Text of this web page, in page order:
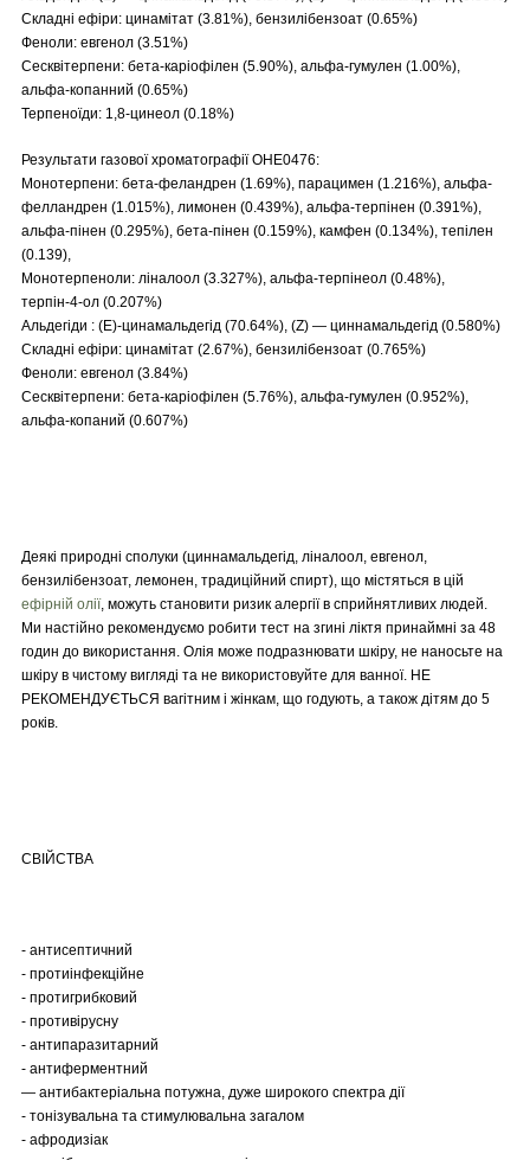
Складні ефіри: цинамітат (3.81%), бензилібензоат (0.65%)
Феноли: евгенол (3.51%)
Сесквітерпени: бета-каріофілен (5.90%), альфа-гумулен (1.00%),
альфа-копанний (0.65%)
Терпеноїди: 1,8-цинеол (0.18%)
Результати газової хроматографії OHE0476:
Монотерпени: бета-феландрен (1.69%), парацимен (1.216%), альфа-
фелландрен (1.015%), лимонен (0.439%), альфа-терпінен (0.391%),
альфа-пінен (0.295%), бета-пінен (0.159%), камфен (0.134%), тепілен
(0.139),
Монотерпеноли: ліналоол (3.327%), альфа-терпінеол (0.48%),
терпін-4-ол (0.207%)
Альдегіди : (E)-цинамальдегід (70.64%), (Z) — циннамальдегід (0.580%)
Складні ефіри: цинамітат (2.67%), бензилібензоат (0.765%)
Феноли: евгенол (3.84%)
Сесквітерпени: бета-каріофілен (5.76%), альфа-гумулен (0.952%),
альфа-копаний (0.607%)
Деякі природні сполуки (циннамальдегід, ліналоол, евгенол,
бензилібензоат, лемонен, традиційний спирт), що містяться в цій
ефірній олії, можуть становити ризик алергії в сприйнятливих людей.
Ми настійно рекомендуємо робити тест на згині ліктя принаймні за 48
годин до використання. Олія може подразнювати шкіру, не наносьте на
шкіру в чистому вигляді та не використовуйте для ванної. НЕ
РЕКОМЕНДУЄТЬСЯ вагітним і жінкам, що годують, а також дітям до 5
років.
СВІЙСТВА
- антисептичний
- протиінфекційне
- протигрибковий
- противірусну
- антипаразитарний
- антиферментний
— антибактеріальна потужна, дуже широкого спектра дії
- тонізувальна та стимулювальна загалом
- афродизіак